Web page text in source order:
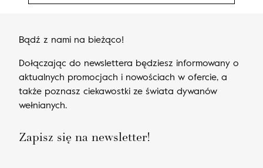
Bądź z nami na bieżąco!
Dołączając do newslettera będziesz informowany o
aktualnych promocjach i nowościach w ofercie, a
także poznasz ciekawostki ze świata dywanów
wełnianych.
Zapisz się na newsletter!